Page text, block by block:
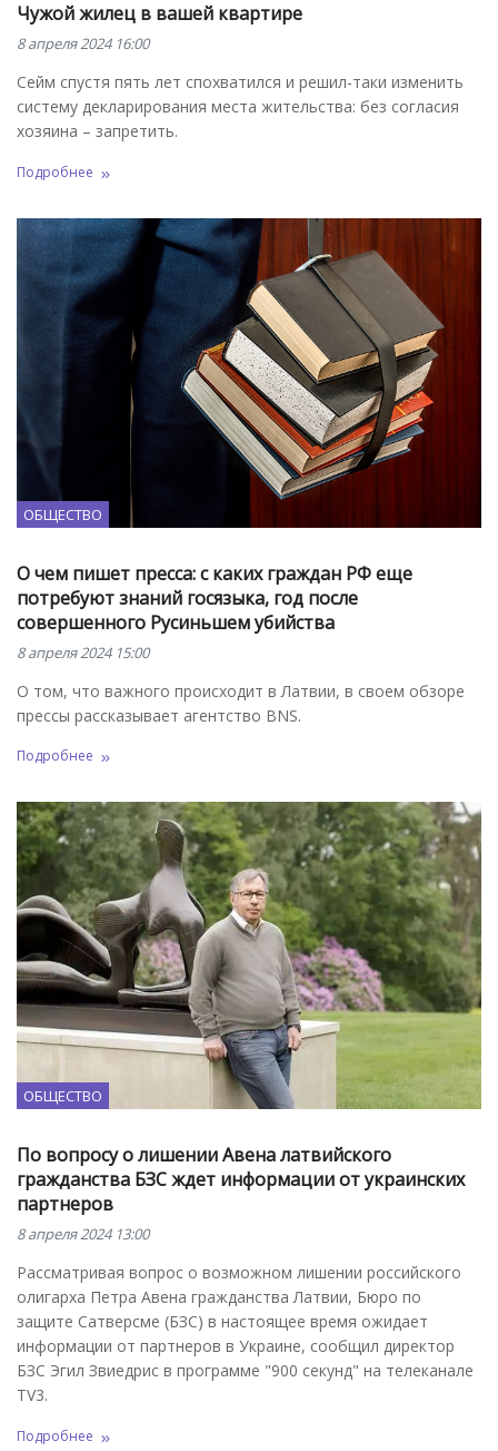
Чужой жилец в вашей квартире
8 апреля 2024 16:00
Сейм спустя пять лет спохватился и решил-таки изменить
систему декларирования места жительства: без согласия
хозяина – запретить.
Подробнее
ОБЩЕСТВО
О чем пишет пресса: с каких граждан РФ еще
потребуют знаний госязыка, год после
совершенного Русиньшем убийства
8 апреля 2024 15:00
О том, что важного происходит в Латвии, в своем обзоре
прессы рассказывает агентство BNS.
Подробнее
ОБЩЕСТВО
По вопросу о лишении Авена латвийского
гражданства БЗС ждет информации от украинских
партнеров
8 апреля 2024 13:00
Рассматривая вопрос о возможном лишении российского
олигарха Петра Авена гражданства Латвии, Бюро по
защите Сатверсме (БЗС) в настоящее время ожидает
информации от партнеров в Украине, сообщил директор
БЗС Эгил Звиедрис в программе "900 секунд" на телеканале
TV3.
Подробнее